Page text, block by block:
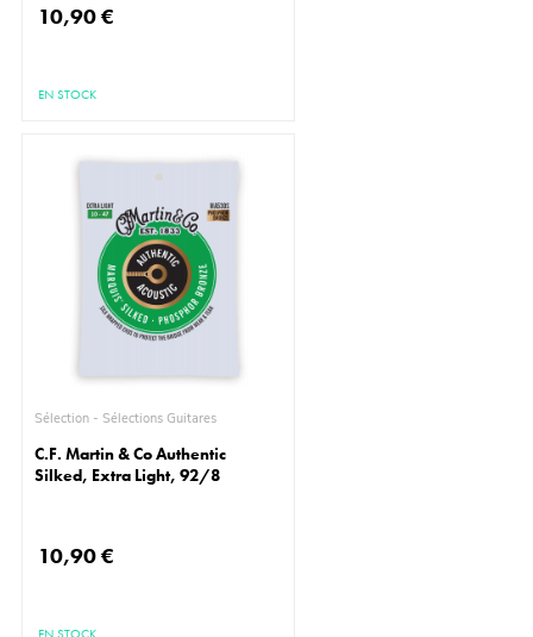
10,90 €
EN STOCK
Sélection - Sélections Guitares
C.F. Martin & Co Authentic
Silked, Extra Light, 92/8
10,90 €
EN STOCK